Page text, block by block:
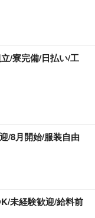
/寮完備/日払い/工
/8月開始/服装自由
未経験歓迎/給料前